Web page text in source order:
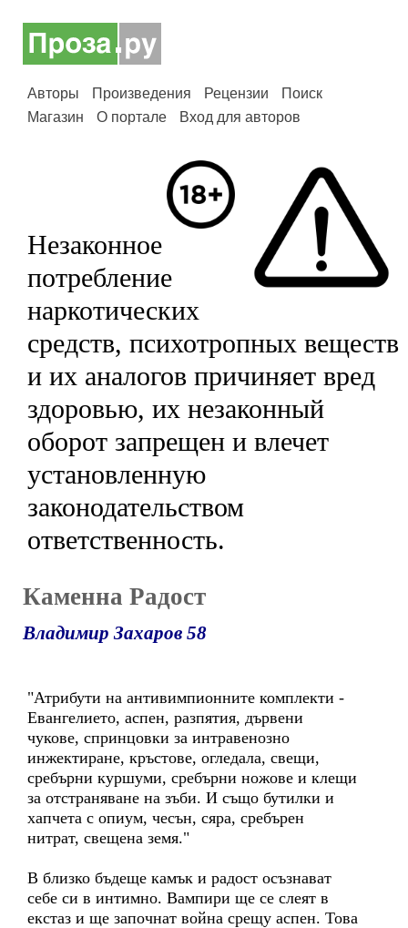
Авторы Произведения Рецензии
Поиск
Магазин
О портале Вход для авторов
Незаконное
потребление
наркотических
средств, психотропных веществ
и их аналогов причиняет вред
здоровью, их незаконный
оборот запрещен и влечет
установленную
законодательством
ответственность.
Каменна Радост
Владимир Захаров 58
"Атрибути на антивимпионните комплекти -
Евангелието, аспен, разпятия, дървени
чукове, спринцовки за интравенозно
инжектиране, кръстове, огледала, свещи,
сребърни куршуми, сребърни ножове и клещи
за отстраняване на зъби. И също бутилки и
хапчета с опиум, чесън, сяра, сребърен
нитрат, свещена земя."
В близко бъдеще камък и радост осъзнават
себе си в интимно. Вампири ще се слеят в
екстаз и ще започнат война срещу аспен. Това